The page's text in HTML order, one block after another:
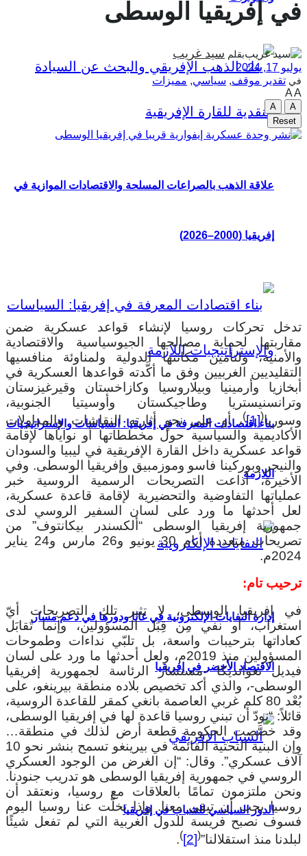
علاقة الذهب بالصراعات المسلحة والاقتصادات الموازية في
إفريقيا (2000–2026)
بناء اقتصادات المعرفة في إفريقيا: السياسات والإستراتيجيات
اللازمة
إدارة النفايات الإلكترونية في غانا ودورها في دعم مسار
الاقتصاد الأخضر في إفريقيا
الدور السياسي للشباب في إفريقيا
إفريقيا الوسطى
بقلمسيد غريب
17, 2024
تقدير موقف, سياسي, مميزات
A
Reset
تحركات روسيا لإنشاء قواعد عسكرية ضمن
لحماية مصالحها الجيوسياسية والاقتصادية
ولتأمين مكانتها الدولية ولمناوئة منافسيها
الغربيين وفق ما أكَّدته قواعدها العسكرية في
وأرمينيا وبيلاروسيا وكازاخستان وقيرغيزستان
وطاجيكستان وأوسيتيا الجنوبية،
[1]
)، أو على نحوٍ أثارته النقاشات والمداولات
والسياسية حول مخططاتها أو نواياها لإقامة
عسكرية داخل القارة الإفريقية في ليبيا والسودان
وبوركينا فاسو وموزمبيق وإفريقيا الوسطى. وفي
أذاعت التصريحات الرسمية الروسية خبر
التفاوضية والتحضيرية لإقامة قاعدة عسكرية،
أحدثها ما ورد على لسان السفير الروسي لدى
إفريقيا الوسطى “ألكسندر بيكانتوف” من
تصريحات متعددة أيام 30 يونيو و26 مارس و24 يناير
تام:
إفريقيا الوسطى، لا تثير تلك التصريحات أيّ
أو نفي مِن قِبَل المسؤولين، وإنما تُقابَل
بترحيبات واسعة، بل تلبّي نداءات وطموحات
المسؤولين منذ 2019م، ولعل أحدثها ما ورد على لسان
نغوانديكا -مستشار الرئاسة لجمهورية إفريقيا
، والذي أكد تخصيص بلاده منطقة بيرينغو، على
بُعْد 80 كلم غربي العاصمة بانغي كمقر للقاعدة الروسية،
“نودّ أن تبني روسيا قاعدة لها في إفريقيا الوسطى،
خصَّصت الحكومة قطعة أرض لذلك في منطقة…
وإن البنية التحتية القائمة في بيرينغو تسمح بنشر نحو 10
عسكري”. وقال: “إن الغرض من الوجود العسكري
في جمهورية إفريقيا الوسطى هو تدريب جنودنا.
ملتزمون تمامًا بالعلاقات مع روسيا، ونعتقد أن
يجب أن تبقى معنا. وإذا تخلَّت عنا روسيا اليوم
نصبح فريسة للدول الغربية التي لم تفعل شيئًا
منذ استقلالنا”(
[2]
)
.